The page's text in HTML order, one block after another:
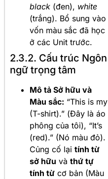
black (đen), white
(trắng). Bổ sung vào
vốn màu sắc đã học
ở các Unit trước.
2.3.2. Cấu trúc Ngôn
ngữ trọng tâm
Mô tả Sở hữu và
Màu sắc: “This is my
(T-shirt).” (Đây là áo
phông của tôi), “It’s
(red).” (Nó màu đỏ).
Củng cố lại tính từ
sở hữu và thứ tự
tính từ cơ bản (Màu